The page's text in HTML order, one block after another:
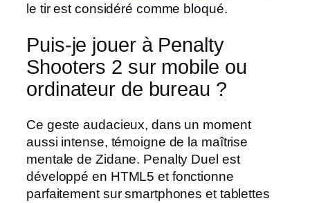
le tir est considéré comme bloqué.
Puis-je jouer à Penalty
Shooters 2 sur mobile ou
ordinateur de bureau ?
Ce geste audacieux, dans un moment
aussi intense, témoigne de la maîtrise
mentale de Zidane. Penalty Duel est
développé en HTML5 et fonctionne
parfaitement sur smartphones et tablettes